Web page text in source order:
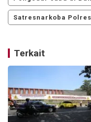
Satresnarkoba
Terkait